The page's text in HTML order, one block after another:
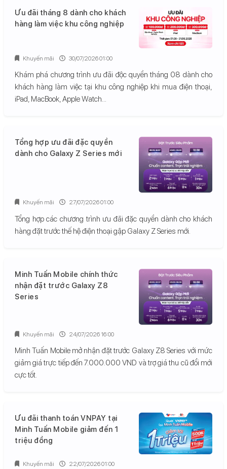
Ưu đãi tháng 8 dành cho khách
hàng làm việc khu công nghiệp
Khám phá chương trình ưu đãi độc quyền tháng 08 dành cho
khách hàng làm việc tại khu công nghiệp khi mua điện thoại,
iPad, MacBook, Apple Watch...
Khuyến mãi 30/07/2026 01:00
Tổng hợp ưu đãi đặc quyền
dành cho Galaxy Z Series mới
Tổng hợp các chương trình ưu đãi đặc quyền dành cho khách
hàng đặt trước thế hệ điện thoại gập Galaxy Z Series mới.
Khuyến mãi 27/07/2026 01:00
Minh Tuấn Mobile chính thức
nhận đặt trước Galaxy Z8
Series
Minh Tuấn Mobile mở nhận đặt trước Galaxy Z8 Series với mức
giảm giá trực tiếp đến 7.000.000 VND và trợ giá thu cũ đổi mới
cực tốt.
Khuyến mãi 24/07/2026 16:00
Ưu đãi thanh toán VNPAY tại
Minh Tuấn Mobile giảm đến 1
triệu đồng
Khuyến mãi 22/07/2026 01:00